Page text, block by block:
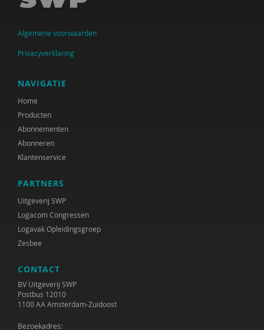
Algemene voorwaarden
Privacyverklaring
NAVIGATIE
Home
Producten
Abonnementen
Abonneren
Klantenservice
PARTNERS
Uitgeverij SWP
Logacom Congressen
Logavak Opleidingsgroep
Zesbee
CONTACT
BV Uitgeverij SWP
Postbus 12010
1100 AA Amsterdam-Zuidoost
Bezoekadres: